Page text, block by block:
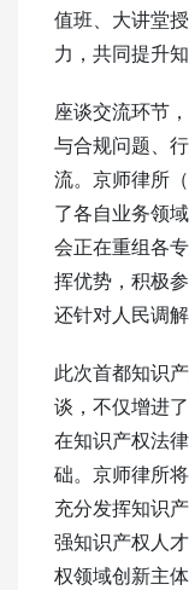
值班、大讲堂
力，共同提升
座谈交流环节
与合规问题、
流。京师律所
了各自业务领
会正在重组各
挥优势，积极
还针对人民调
此次首都知识
谈，不仅增进
在知识产权法
础。京师律所
充分发挥知识
强知识产权人
权领域创新主